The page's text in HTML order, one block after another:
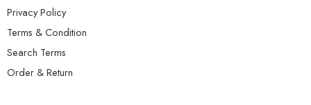
Privacy Policy
Terms & Condition
Search Terms
Order & Return